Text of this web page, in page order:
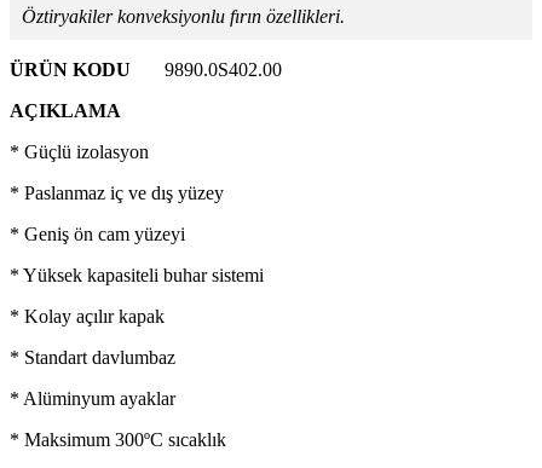
Öztiryakiler konveksiyonlu fırın özellikleri.
ÜRÜN KODU
9890.0S402.00
AÇIKLAMA
* Güçlü izolasyon
* Paslanmaz iç ve dış yüzey
* Geniş ön cam yüzeyi
* Yüksek kapasiteli buhar sistemi
* Kolay açılır kapak
* Standart davlumbaz
* Alüminyum ayaklar
* Maksimum 300ºC sıcaklık